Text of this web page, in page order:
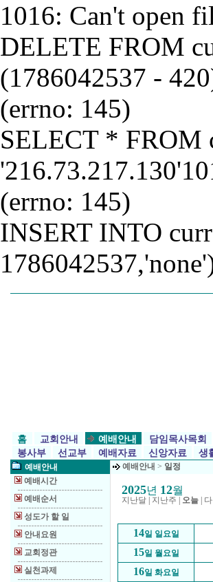
1016: Can't open
DELETE FROM
(1786042537 -
(errno: 145)
SELECT * FROM
(errno: 145)
INSERT INTO
홈 교회안내 예배안내 담임목사목회
봉사부
선교부 예배자료 신앙자료 생
예배안내
예배시간
예배순서
성도가 할 일
안내요원
교회정관
실천과제
예배안내 > 일정
2025년 12월
지난달 지난주 오늘
14일 일요일
15일 월요일
16일 화요일